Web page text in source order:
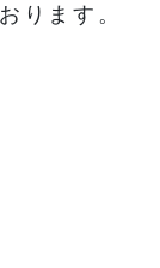
ります。